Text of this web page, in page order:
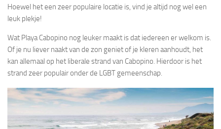
Hoewel het een zeer populaire locatie is, vind je altijd nog wel een
leuk plekje!
Wat Playa Cabopino nog leuker maakt is dat iedereen er welkom is.
Of je nu liever naakt van de zon geniet of je kleren aanhoudt, het
kan allemaal op het liberale strand van Cabopino. Hierdoor is het
strand zeer populair onder de LGBT gemeenschap.